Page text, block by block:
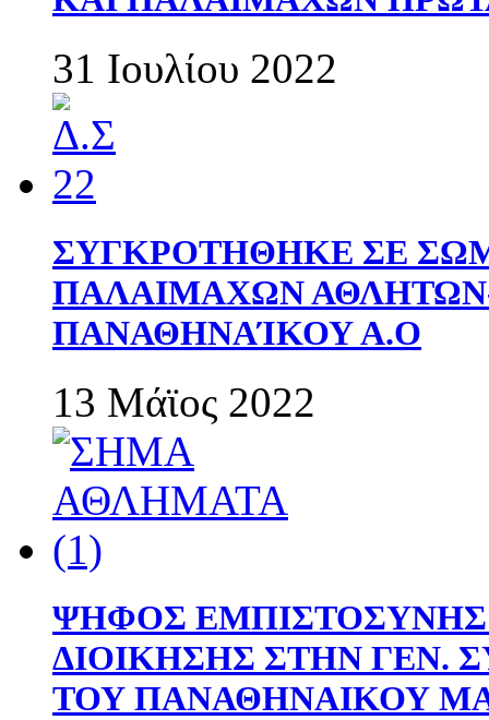
31 Ιουλίου 2022
ΣΥΓΚΡΟΤΗΘΗΚΕ ΣΕ
ΠΑΛΑΙΜΑΧΩΝ
ΠΑΝΑΘΗΝΑΊΚΟΥ Α.Ο
13 Μάϊος 2022
ΨΗΦΟΣ
ΔΙΟΙΚΗΣΗΣ ΣΤΗΝ ΓΕΝ.
ΤΟΥ ΠΑΝΑΘΗΝΑΙΚΟΥ